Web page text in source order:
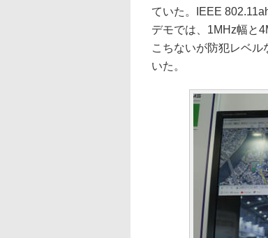
ていた。IEEE
デモでは、1MHz幅と
こちないが防犯レベ
いた。